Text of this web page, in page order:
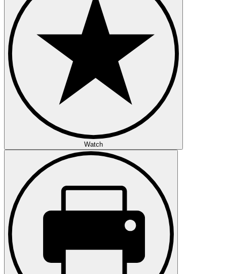
Watch